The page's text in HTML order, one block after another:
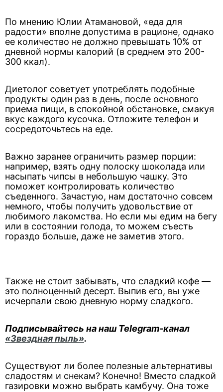
По мнению Юлии Атамановой, «еда для
радости» вполне допустима в рационе, однако
ее количество не должно превышать 10% от
дневной нормы калорий (в среднем это 200-
300 ккал).
Диетолог советует употреблять подобные
продукты один раз в день, после основного
приема пищи, в спокойной обстановке, смакуя
вкус каждого кусочка. Отложите телефон и
сосредоточьтесь на еде.
Важно заранее ограничить размер порции:
например, взять одну полоску шоколада или
насыпать чипсы в небольшую чашку. Это
поможет контролировать количество
съеденного. Зачастую, нам достаточно совсем
немного, чтобы получить удовольствие от
любимого лакомства. Но если мы едим на бегу
или в состоянии голода, то можем съесть
гораздо больше, даже не заметив этого.
Также не стоит забывать, что сладкий кофе —
это полноценный десерт. Выпив его, вы уже
исчерпали свою дневную норму сладкого.
Подписывайтесь на наш Telegram-канал
«Звездная пыль».
Существуют ли более полезные альтернативы
сладостям и снекам? Конечно! Вместо сладкой
газировки можно выбрать камбучу. Она тоже